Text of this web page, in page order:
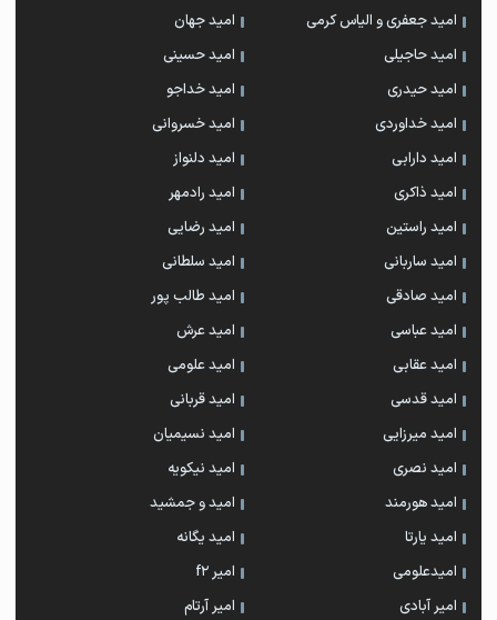
امید جعفری و الیاس کرمی
امید جهان
امید حاجیلی
امید حسینی
امید حیدری
امید خداجو
امید خداوردی
امید خسروانی
امید دارابی
امید دلنواز
امید ذاکری
امید رادمهر
امید راستین
امید رضایی
امید ساربانی
امید سلطانی
امید صادقی
امید طالب پور
امید عباسی
امید عرش
امید عقابی
امید علومی
امید قدسی
امید قربانی
امید میرزایی
امید نسیمیان
امید نصری
امید نیکویه
امید هورمند
امید و جمشید
امید یارتا
امید یگانه
امیدعلومی
امیر f2
امیر آبادی
امیر آرتام